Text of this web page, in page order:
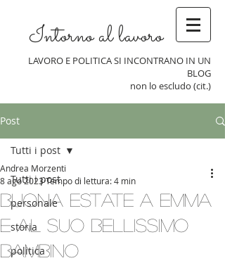
Intorno al lavoro
LAVORO E POLITICA SI INCONTRANO IN UN
BLOG
non lo escludo (cit.)
Post
Tutti i post
personale
storia
politica
Tutti i post
Buona estate a Emma
e al suo bellissimo
bambino
Andrea Morzenti
8 ago 2023Tempo di lettura: 4 min